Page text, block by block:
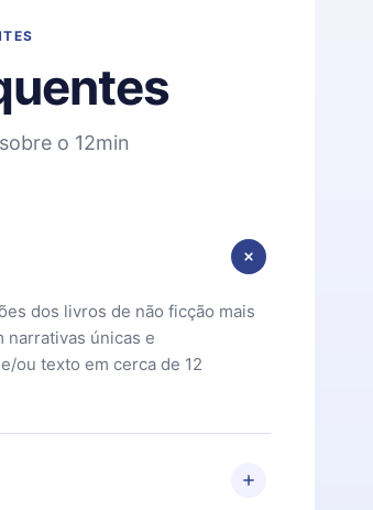
o 12min
dos livros de não ficção mais
narrativas únicas e
ou texto em cerca de 12